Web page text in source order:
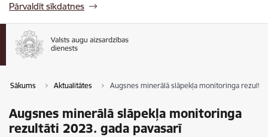
Pārvaldīt sīkdatnes
Sākums Aktualitātes Augsnes minerālā slāpekļa monitoringa
Augsnes minerālā slāpekļa monitoringa
rezultāti 2023. gada pavasarī